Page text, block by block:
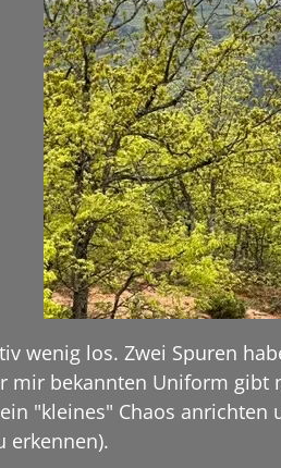
wenig los. Zwei Spuren
mir bekannten Uniform gibt
"kleines" Chaos
erkennen).